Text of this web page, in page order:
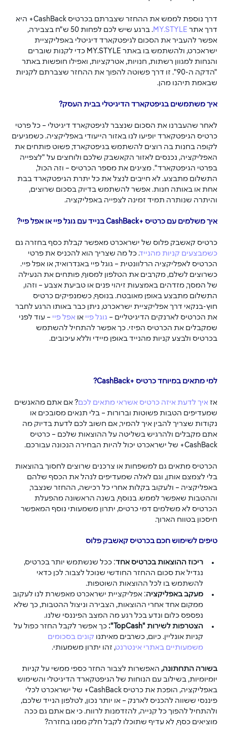
דרך נוספת לממש את ההחזר שצברתם בכרטיס CashBack+ היא
דרך אתר MY.STYLE
. ברגע שיש לכם לפחות 50 ש"ח בצבירה,
אפשר להעביר את הסכום לגיפטקארד דיגיטלי באפליקציית
ישראכרט, ולהשתמש בו באתר MY.STYLE כדי לקנות שוברים
והנחות למגוון רשתות, חנויות, אטרקציות, ואפילו חופשות באתר
"הדקה ה-90". זו דרך פשוטה להפוך את ההחזר שצברתם לקניות
שבאמת תיהנו מהן.
איך משתמשים בגיפטקארד הדיגיטלי בבית העסק?
לאחר שהעברנו את הסכום שנצבר לגיפטקארד דיגיטלי – כל פרטי
כרטיס הגיפטקארד יופיעו לנו באזור הייעודי באפליקציה. כשמגיעים
לקופה בחנות בה רוצים להשתמש בגיפטקארד, פשוט פותחים את
האפליקציה, נכנסים לאזור הקאשבק שלכם ולוחצים על "לצפייה
בפרטי הגיפטקארד". מציגים את מספר הכרטיס – וזה הכול,
התשלום מתבצע. לא חייבים לנצל את כל יתרת הגיפטקארד בבת
אחת או באותה חנות. אפשר להשתמש בדיוק בסכום שרוצים,
והיתרה שנותרה תמיד זמינה לצפייה באפליקציה.
איך משלמים עם כרטיס +CashBack בנייד עם גוגל פיי או אפל פיי?
כרטיס קאשבק פלוס של ישראכרט מאפשר קבלת כסף בחזרה גם
כשמבצעים קניות מהנייד. כל מה שצריך הוא להכניס את פרטי
הכרטיס לאפליקציה הרלוונטית – גוגל פיי באנדרואיד, או אפל פיי.
כשרוצים לשלם, מקרבים את הטלפון למסוף, פותחים את הנעילה
של המסך, מזדהים באמצעות זיהוי פנים או טביעת אצבע – וזהו,
התשלום מתבצע באופן מאובטח. בנוסף, כשמנפיקים כרטיס
חוץ-בנקאי דרך אפליקציית ישראכרט, ניתן כבר באותו הרגע לחבר
את הכרטיס לארנקים הדיגיטליים – גוגל פיי או אפל פיי – עוד לפני
שמקבלים את הכרטיס הפיזי. כך אפשר להתחיל להשתמש
בכרטיס ולבצע קניות מהנייד באופן מיידי וללא עיכובים.
למי מתאים במיוחד כרטיס +CashBack?
אז איך לדעת איזה כרטיס אשראי מתאים לכם? אם אתם מהאנשים
שמעדיפים הטבות פשוטות וברורות – בלי תנאים מסובכים או
נקודות שצריך להבין איך להמיר, אם חשוב לכם לדעת בדיוק מה
אתם מקבלים ולהרגיש בשליטה על ההוצאות שלכם – כרטיס
CashBack+ של ישראכרט יכול להיות הבחירה הנכונה עבורכם.
הכרטיס מתאים גם למשפחות או צרכנים שרוצים לחסוך בהוצאות
בלי לצמצם אותן, וגם לאלה שמעדיפים לנהל את הכסף שלהם
באפליקציה – ולעקוב בקלות אחרי כל רכישה, ההחזר שנצבר,
וההטבות שאפשר לממש. בנוסף, בשנה הראשונה מהפעלת
הכרטיס לא משלמים דמי כרטיס, יתרון משמעותי נוסף המאפשר
חיסכון בטווח הארוך.
טיפים לשימוש חכם בכרטיס קאשבק פלוס
ריכוז ההוצאות בכרטיס אחד: ככל שנשתמש יותר בכרטיס,
נגדיל את סכום ההחזר החודשי שנוכל לצבור. לכן כדאי
להשתמש בו לכל ההוצאות השוטפות.
מעקב באפליקציה: אפליקציית ישראכרט מאפשרת לנו לעקוב
ממקום אחד אחרי ההוצאות, הצבירה וניצול ההטבות, כך שלא
נפספס כלום ונדע בכל רגע מה המצב הפיננסי שלנו.
הצטרפות לשירות "
TopCash
": כך אפשר לקבל החזר כפול על
קניות אונליין. כיום, כשרבים מאיתנו קונים בסכומים
משמעותיים באתרי אינטרנט, זהו יתרון משמעותי.
בשורה התחתונה, האפשרות לצבור החזר כספי ממשי על קניות
יומיומיות, בשילוב עם הנוחות של הגיפטקארד הדיגיטלי והשימוש
באפליקציה, הופכת את כרטיס CashBack+ של ישראכרט לכלי
פיננסי ששווה להכניס לארנק – או יותר נכון, לטלפון הנייד שלכם,
ולהתחיל להפוך כל קנייה, להזדמנות לרווח. כי אם אתם גם ככה
מוציאים כסף, לא עדיף שתוכלו לקבל חלק ממנו בחזרה?